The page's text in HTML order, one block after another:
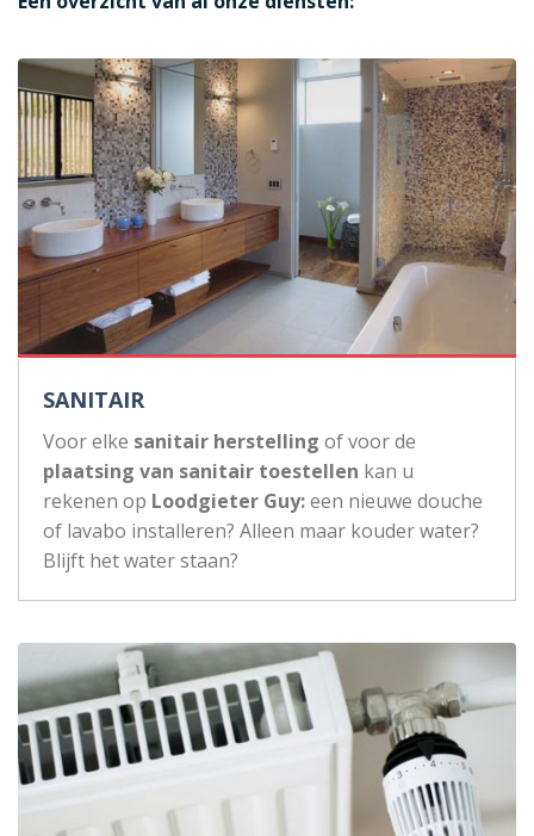
SANITAIR
Voor elke sanitair herstelling of voor de
plaatsing van sanitair toestellen kan u
rekenen op Loodgieter Guy:een nieuwe douche
of lavabo installeren? Alleen maar kouder water?
Blijft het water staan?